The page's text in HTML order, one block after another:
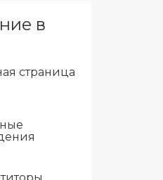
в
страница